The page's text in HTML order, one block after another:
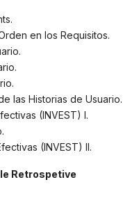
en los Requisitos.
las Historias de Usuario.
(INVEST) I.
(INVEST) II.
Retrospetive